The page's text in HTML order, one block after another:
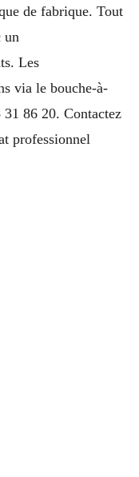
de fabrique. Tout
un
Les
via le bouche-à-
31 86 20. Contactez
professionnel